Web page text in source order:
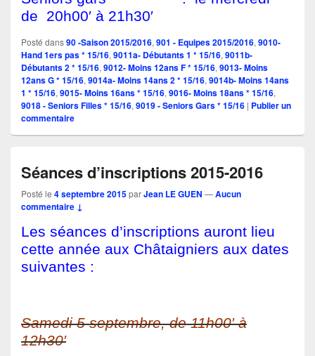
de 20h00′ à 21h30′
Posté dans90 -Saison 2015/2016, 901 - Equipes 2015/2016, 9010-
Hand 1ers pas * 15/16, 9011a- Débutants 1 * 15/16, 9011b-
Débutants 2 * 15/16, 9012- Moins 12ans F * 15/16, 9013- Moins
12ans G * 15/16, 9014a- Moins 14ans 2 * 15/16, 9014b- Moins 14ans
1 * 15/16, 9015- Moins 16ans * 15/16, 9016- Moins 18ans * 15/16,
9018 - Seniors Filles * 15/16, 9019 - Seniors Gars * 15/16 | Publier un
commentaire
Séances d’inscriptions 2015-2016
Posté le 4 septembre 2015parJean LE GUEN —Aucun
commentaire ↓
Les séances d’inscriptions auront lieu
cette année aux Châtaigniers aux dates
suivantes :
Samedi 5 septembre, de 11h00′ à
12h30′